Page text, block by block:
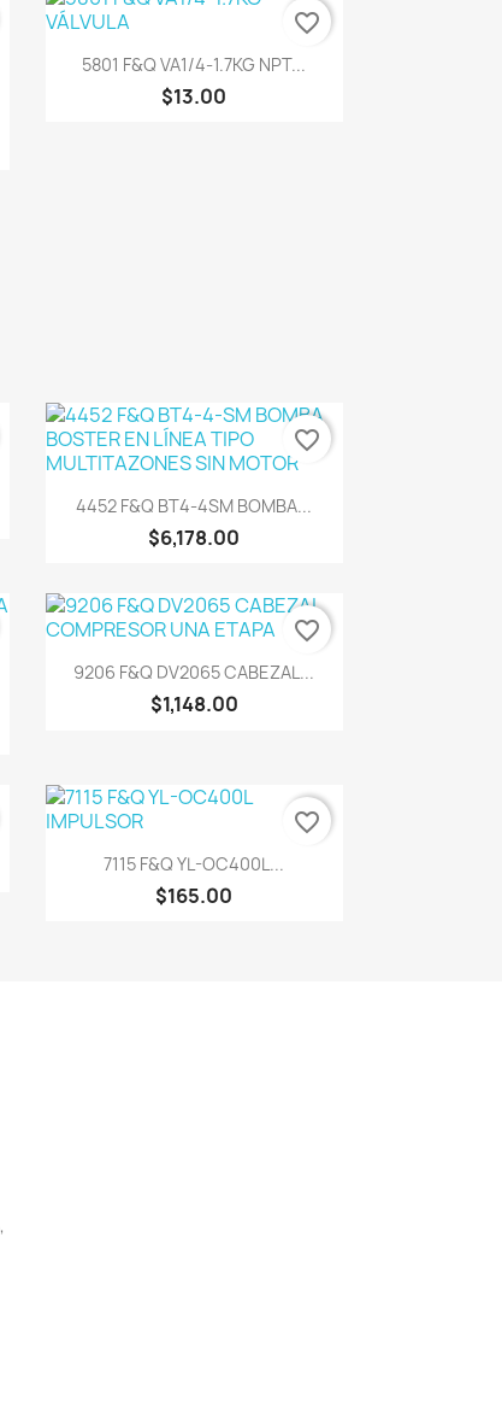
Vista rápida
5801 F&Q VA1/4-1.7KG NPT...
$13.00
favorite_border
Vista rápida
4452 F&Q BT4-4SM BOMBA...
$6,178.00
favorite_border
Vista rápida
9206 F&Q DV2065 CABEZAL...
$1,148.00
favorite_border
Vista rápida
7115 F&Q YL-OC400L...
$165.00
favorite_border